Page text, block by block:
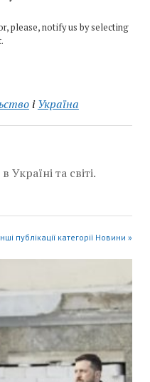
please, notify us by selecting
іУкраїна
та світі.
публікації категорії Новини »